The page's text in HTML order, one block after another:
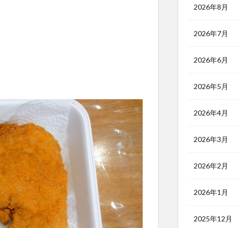
2026年8月
2026年7月
2026年6月
2026年5月
2026年4月
2026年3月
2026年2月
2026年1月
2025年12月